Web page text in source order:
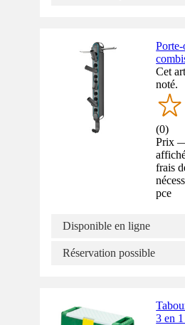
Cet
noté.
(0)
Prix
frais
pce
Disponible en ligne
Réservation possible
3 en